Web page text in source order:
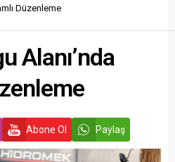
Düzenleme
Alanı’nda
Abone Ol Paylaş